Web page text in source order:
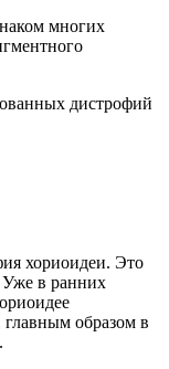
многих
дистрофий
хориоидеи. Это
Уже в ранних
главным образом в